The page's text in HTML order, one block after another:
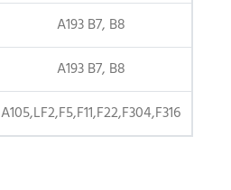
A193 B7, B8
A193 B7, B8
A105,LF2,F5,F11,F22,F304,F316